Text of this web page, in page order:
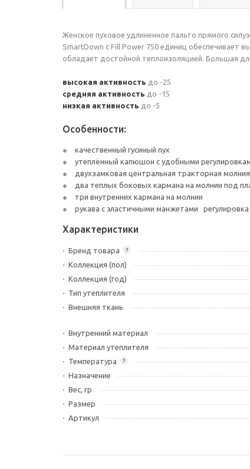
Женское пуховое удлиненное пальто прямого
SmartDown с Fill Power 750 единиц обеспечивает
обладает достойной теплоизоляцией. Большая
высокая активность до -25
средняя активность до -15
низкая активность до -5
Особенности:
качественный гусиный пух
утеплённый капюшон с удобными
двухзамковая центральная тракторная
два теплых боковых кармана на молнии под
три внутренних кармана на молнии
рукава с эластичными манжетами
Характеристики
?
Бренд товара
Коллекция (пол)
Коллекция (год)
Тип утеплителя
Внешняя ткань
Внутренний материал
Материал утеплителя
?
Температура
Назначение
Вес, гр
Размер
Артикул